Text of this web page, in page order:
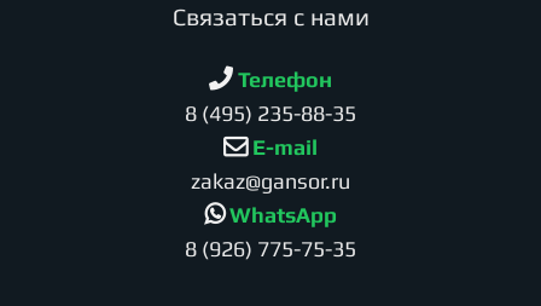
Cвязаться с нами
Телефон
8 (495) 235-88-35
E-mail
zakaz@gansor.ru
WhatsApp
8 (926) 775-75-35